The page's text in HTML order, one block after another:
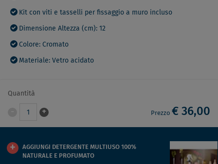
Kit con viti e tasselli per fissaggio a muro incluso
Dimensione Altezza (cm): 12
Colore: Cromato
Materiale: Vetro acidato
Quantità
1 + Prezzo € 36,00
AGGIUNGI DETERGENTE MULTIUSO 100%
NATURALE E PROFUMATO